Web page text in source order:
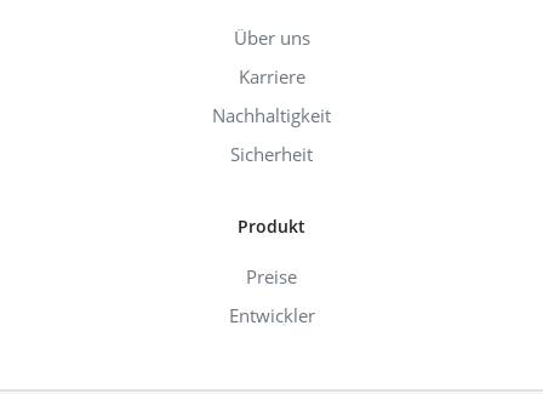
Über uns
Karriere
Nachhaltigkeit
Sicherheit
Produkt
Preise
Entwickler